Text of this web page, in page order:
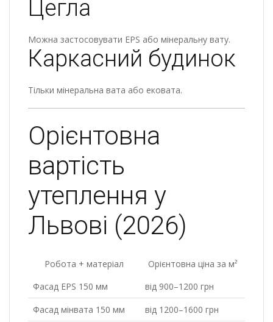
Цегла
Можна застосовувати EPS або мінеральну вату.
Каркасний будинок
Тільки мінеральна вата або ековата.
Орієнтовна
вартість
утеплення у
Львові (2026)
Робота + матеріал
Орієнтовна ціна за м²
Фасад EPS 150 мм
від 900–1200 грн
Фасад мінвата 150 мм
від 1200–1600 грн